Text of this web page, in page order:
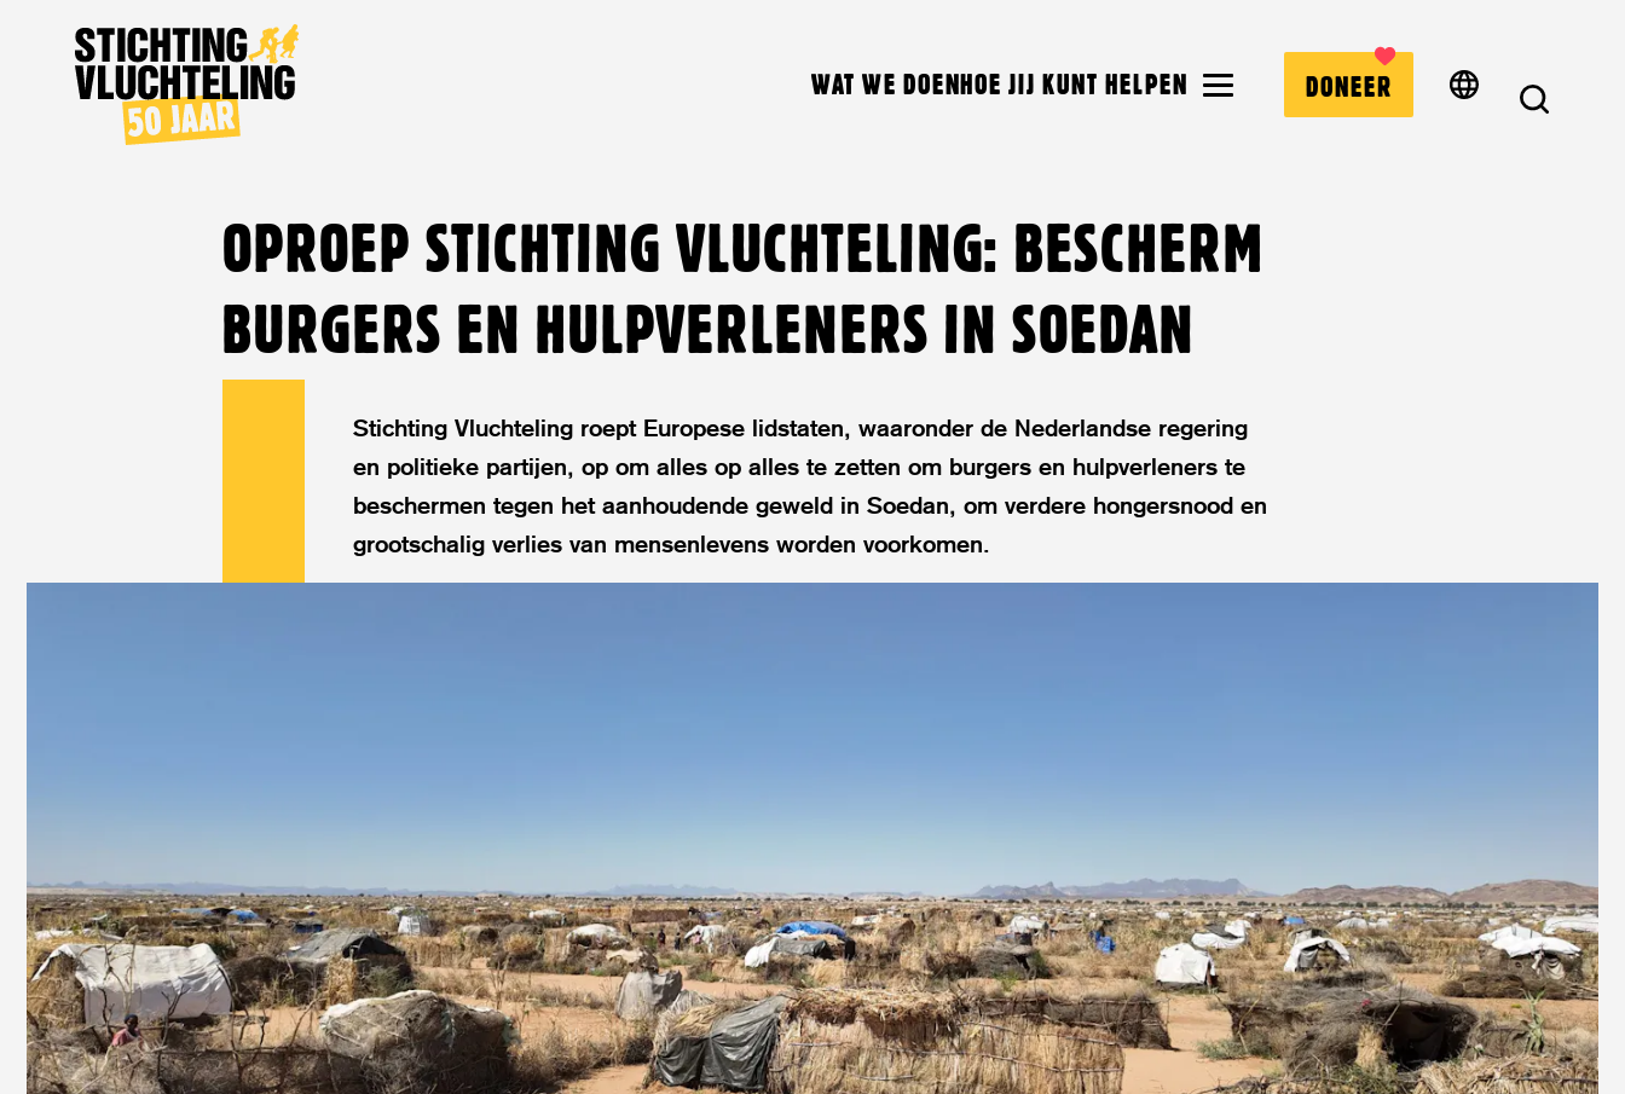
WAT WE DOENHOE JIJ KUNT HELPEN DONEER
ZOEK
OPROEP STICHTING VLUCHTELING: BESCHERM
BURGERS EN HULPVERLENERS IN SOEDAN
Stichting Vluchteling roept Europese lidstaten, waaronder de Nederlandse regering
en politieke partijen, op om alles op alles te zetten om burgers en hulpverleners te
beschermen tegen het aanhoudende geweld in Soedan, om verdere hongersnood en
grootschalig verlies van mensenlevens worden voorkomen.